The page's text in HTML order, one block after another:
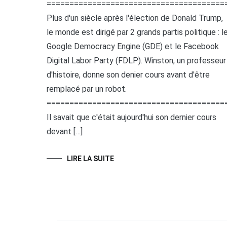
Plus d'un siècle après l'élection de Donald Trump,
le monde est dirigé par 2 grands partis politique :
Google Democracy Engine (GDE) et le Facebook
Digital Labor Party (FDLP). Winston, un professeur
d'histoire, donne son denier cours avant d'être
remplacé par un robot.
Il savait que c'était aujourd'hui son dernier cours
devant […]
LIRE LA SUITE